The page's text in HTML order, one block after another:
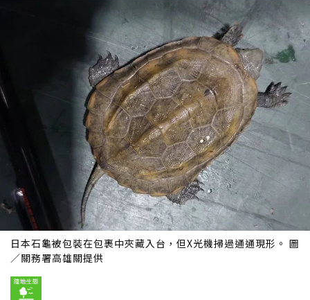
日本石龜被包裝在包裹中夾藏入台，但X光機掃過通通現形。 圖
／關務署高雄關提供